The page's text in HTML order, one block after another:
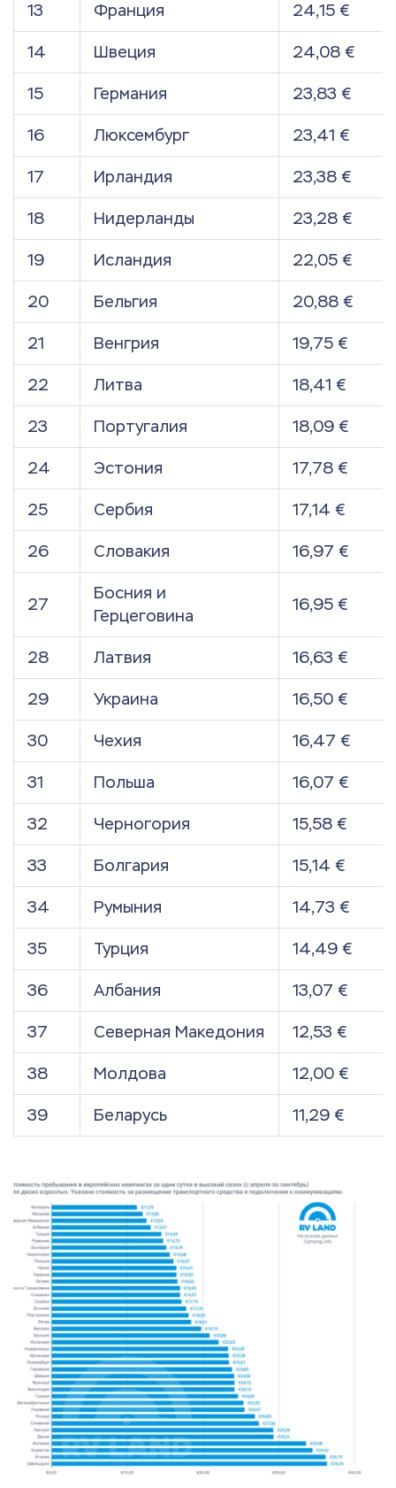
13 Франция 24,15 €
14 Швеция 24,08 €
15 Германия 23,83 €
16 Люксембург 23,41 €
17 Ирландия 23,38 €
18 Нидерланды 23,28 €
19 Исландия 22,05 €
20 Бельгия 20,88 €
21 Венгрия 19,75 €
22 Литва 18,41 €
23 Португалия 18,09 €
24 Эстония 17,78 €
25 Сербия 17,14 €
26 Словакия 16,97 €
27
Босния и
Герцеговина
16,95 €
28 Латвия 16,63 €
29 Украина 16,50 €
30 Чехия 16,47 €
31 Польша 16,07 €
32 Черногория 15,58 €
33 Болгария 15,14 €
34 Румыния 14,73 €
35 Турция 14,49 €
36 Албания 13,07 €
37 Северная Македония 12,53 €
38 Молдова 12,00 €
39 Беларусь 11,29 €